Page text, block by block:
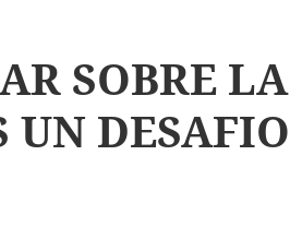
SOBRE LA
UN DESAFIO